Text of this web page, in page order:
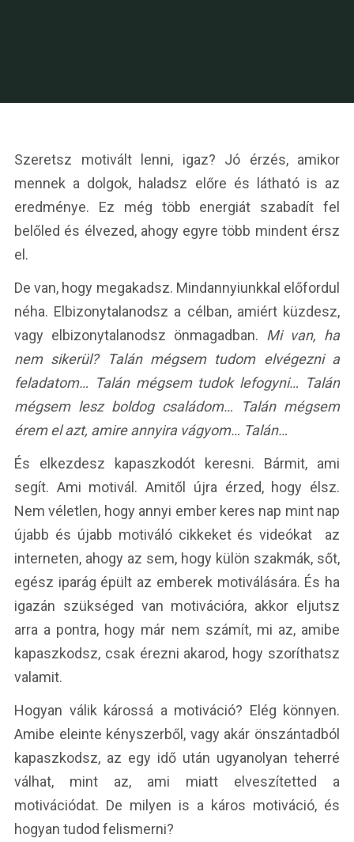
Szeretsz motivált lenni, igaz? Jó érzés, amikor
mennek a dolgok, haladsz előre és látható is az
eredménye. Ez még több energiát szabadít fel
belőled és élvezed, ahogy egyre több mindent érsz
el.
De van, hogy megakadsz. Mindannyiunkkal előfordul
néha. Elbizonytalanodsz a célban, amiért küzdesz,
vagy elbizonytalanodsz önmagadban. Mi van, ha
nem sikerül? Talán mégsem tudom elvégezni a
feladatom… Talán mégsem tudok lefogyni… Talán
mégsem lesz boldog családom… Talán mégsem
érem el azt, amire annyira vágyom… Talán…
És elkezdesz kapaszkodót keresni. Bármit, ami
segít. Ami motivál. Amitől újra érzed, hogy élsz.
Nem véletlen, hogy annyi ember keres nap mint nap
újabb és újabb motiváló cikkeket és videókat az
interneten, ahogy az sem, hogy külön szakmák, sőt,
egész iparág épült az emberek motiválására. És ha
igazán szükséged van motivációra, akkor eljutsz
arra a pontra, hogy már nem számít, mi az, amibe
kapaszkodsz, csak érezni akarod, hogy szoríthatsz
valamit.
Hogyan válik károssá a motiváció? Elég könnyen.
Amibe eleinte kényszerből, vagy akár önszántadból
kapaszkodsz, az egy idő után ugyanolyan teherré
válhat, mint az, ami miatt elveszítetted a
motivációdat. De milyen is a káros motiváció, és
hogyan tudod felismerni?